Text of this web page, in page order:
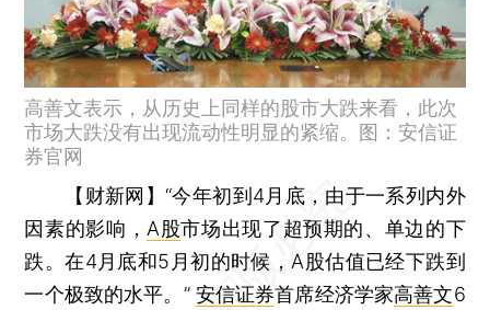
高善文表示，从历史上同样的股市大跌来看，此次
市场大跌没有出现流动性明显的紧缩。图：安信证
券官网
【财新网】“今年初到4月底，由于一系列内外
因素的影响， A股市场出现了超预期的、单边的下
跌。在4月底和5月初的时候，A股估值已经下跌到
一个极致的水平。” 安信证券首席经济学家高善文6